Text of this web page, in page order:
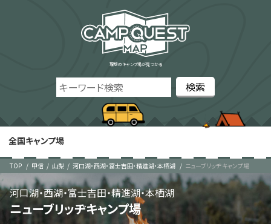
理想のキャンプ場が見つかる
全国キャンプ場
TOP 甲信 山梨 河口湖・西湖・富士吉田・精進湖・本栖湖 ニューブリッヂキャンプ場
ニューブリッヂキャンプ場
河口湖・西湖・富士吉田・精進湖・本栖湖